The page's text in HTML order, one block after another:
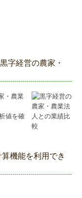
字経営の農家・
・農業
値を確
機能を利用でき